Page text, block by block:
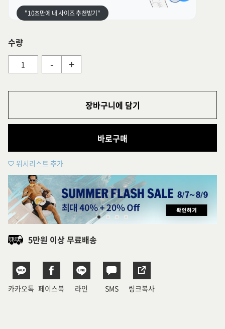
"10초만에 내 사이즈 추천받기"
수량
- +
장바구니에 담기
바로구매
위시리스트 추가
5만원 이상 무료배송
카카오톡 페이스북 라인 SMS 링크복사